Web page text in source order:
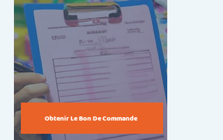
Obtenir Le Bon De Commande